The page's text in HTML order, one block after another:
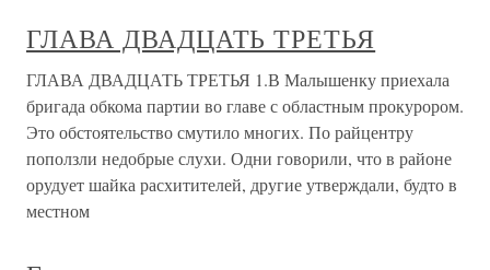
ГЛАВА ДВАДЦАТЬ ТРЕТЬЯ
ГЛАВА ДВАДЦАТЬ ТРЕТЬЯ 1.В Малышенку приехала
бригада обкома партии во главе с областным прокурором.
Это обстоятельство смутило многих. По райцентру
поползли недобрые слухи. Одни говорили, что в районе
орудует шайка расхитителей, другие утверждали, будто в
местном